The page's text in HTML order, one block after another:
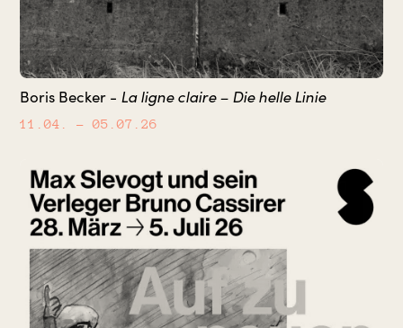
Boris Becker - La ligne claire – Die helle Linie
11.04. – 05.07.26